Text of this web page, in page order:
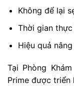
Không để lại
Thời gian thực
Hiệu quả
Tại Phòng
Prime được triển